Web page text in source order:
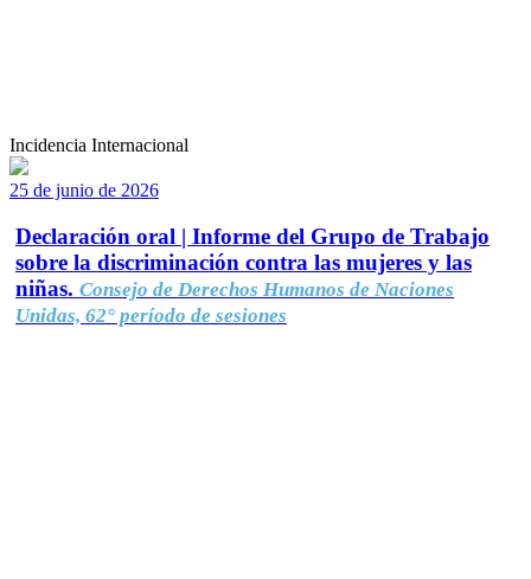
Incidencia Internacional
25 de junio de 2026
Declaración oral | Informe del Grupo de Trabajo
sobre la discriminación contra las mujeres y las
niñas. Consejo de Derechos Humanos de Naciones
Unidas, 62° período de sesiones